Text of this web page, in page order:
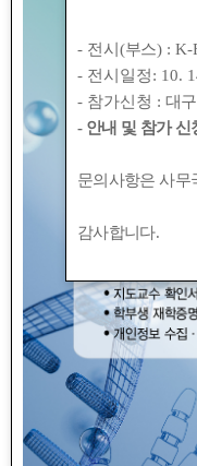
- 전시(부스) : K-
- 전시일정: 10.
- 참가신청 : 대구
- 안내 및 참가 신
문의사항은 사무
감사합니다.